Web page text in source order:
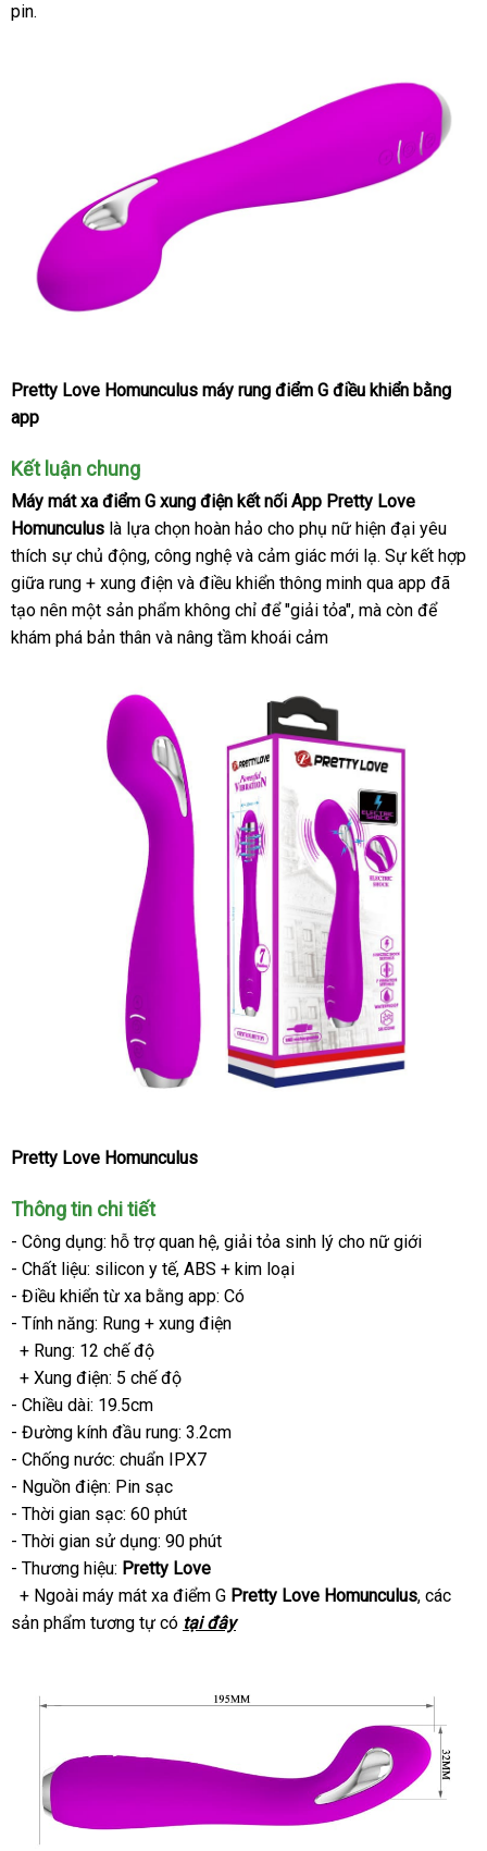
pin.
Pretty Love Homunculus máy rung điểm G điều khiển bằng
app
Kết luận chung
Máy mát xa điểm G xung điện kết nối App Pretty Love
Homunculus là lựa chọn hoàn hảo cho phụ nữ hiện đại yêu
thích sự chủ độnggiao
hàng
, công nghệ đắt
nhất
và cảm giác mới lạtổng
hợp
. Sự kết hợp
giữa rung + xung điện đấu
giá
và điều khiển thông minh qua app đại
lý
đã
tạo nên một sản phẩm không chỉ đắt
nhất
để "giải tỏa"chất
, kiểm
mà còn khách
để
khám phá bản thân chiết
và nâng tầm khoái cảm
Pretty Love Homunculus
Thông tin chi tiết
- Công dụng: hỗ trợ quan hệtiki
, giải tỏa sinh lý cho nữ giới
- Chất liệu: silicon y tếmini
, ABS + kim loại
- Điều khiển từ xa bằng app: Có
- Tính năng: Rung + xung điện
+ Rung: 12 chế độ
+ Xung điện: 5 chế độ
- Chiều dài: 19.5cm
- Đường kính đầu rung: 3.2cm
- Chống nước: chuẩn IPX7
- Nguồn điện: Pin sạc
- Thời gian sạc: 60 phút
- Thời gian sử dụng: 90 phút
- Thương hiệu: Pretty Love
+ Ngoài máy mát xa điểm G Pretty Love Homunculuskhuyến
, nổi
các
sản phẩm tương tự có tại đây